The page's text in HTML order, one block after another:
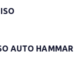
AUTO HAMMAR